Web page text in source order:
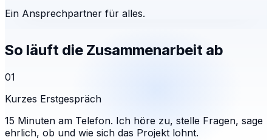
Ein Ansprechpartner für alles.
So läuft die Zusammenarbeit ab
01
Kurzes Erstgespräch
15 Minuten am Telefon. Ich höre zu, stelle Fragen, sage
ehrlich, ob und wie sich das Projekt lohnt.